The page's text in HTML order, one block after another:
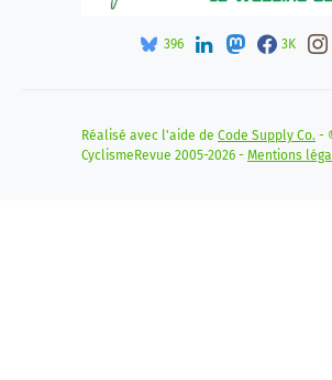
396 3K
Réalisé avec l'aide de Code Supply Co. -
CyclismeRevue 2005-2026 - Mentions